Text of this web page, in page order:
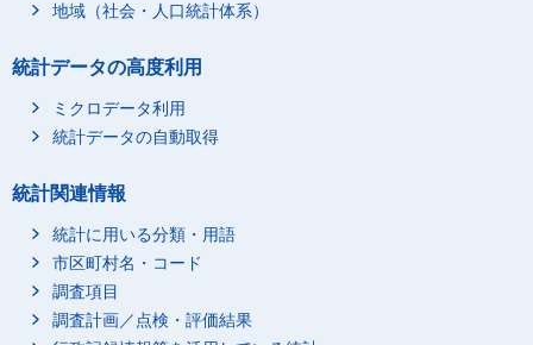
地域（社会・人口統計体系）
統計データの高度利用
ミクロデータ利用
統計データの自動取得
統計関連情報
統計に用いる分類・用語
市区町村名・コード
調査項目
調査計画／点検・評価結果